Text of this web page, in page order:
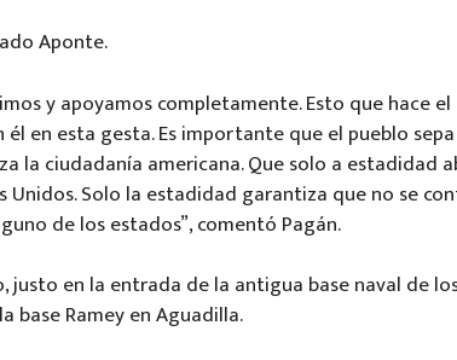
Aponte.
y apoyamos completamente. Esto que hace
en esta gesta. Es importante que el pueblo
ciudadanía americana. Que solo a estadidad
Solo la estadidad garantiza que no se
de los estados”, comentó Pagán.
en la entrada de la antigua base naval de
base Ramey en Aguadilla.